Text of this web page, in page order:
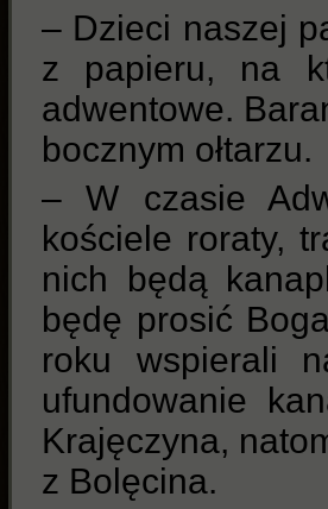
– Dzieci naszej
z papieru, na
adwentowe.
bocznym ołtarzu.
– W czasie
kościele roraty,
nich będą
będę prosić
roku wspierali
ufundowanie
Krajęczyna,
z Bolęcina.